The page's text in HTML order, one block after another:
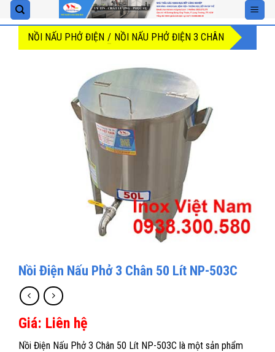
Skip
to
contentNỒI NẤU PHỞ ĐIỆN / NỒI NẤU PHỞ ĐIỆN 3 CHÂN
Nồi Điện Nấu Phở 3 Chân 50 Lít NP-503C
Giá: Liên hệ
Nồi Điện Nấu Phở 3 Chân 50 Lít NP-503C là một sản phẩm